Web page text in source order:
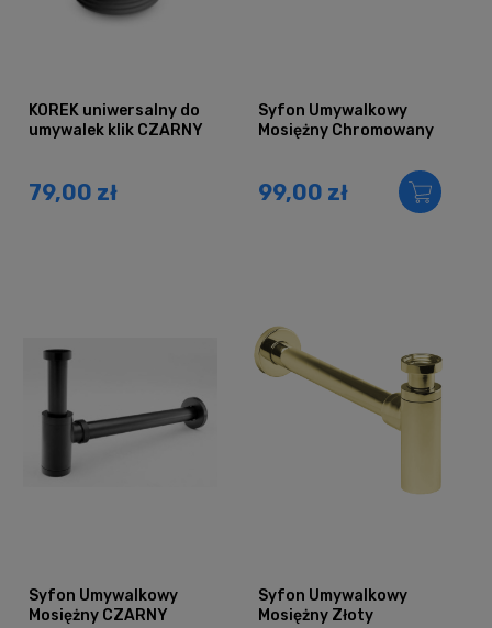
KOREK uniwersalny do
umywalek klik CZARNY
79,00 zł
Syfon Umywalkowy
Mosiężny Chromowany
99,00 zł
Syfon Umywalkowy
Mosiężny CZARNY
Syfon Umywalkowy
Mosiężny Złoty